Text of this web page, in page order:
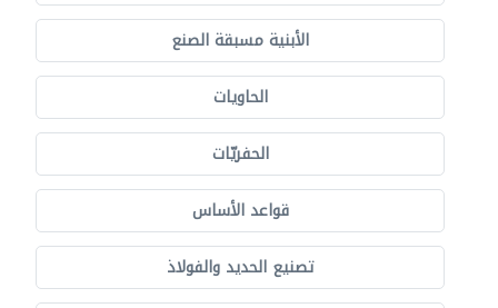
الأبنية مسبقة الصنع
الحاويات
الحفريّات
قواعد الأساس
تصنيع الحديد والفولاذ